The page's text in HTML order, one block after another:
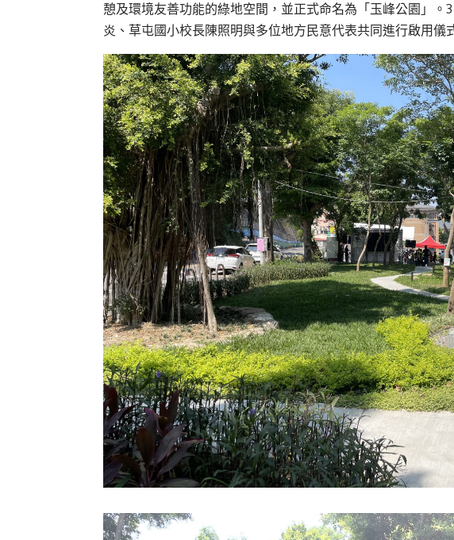
憩及環境友善功能的綠地空間，並正式命名為「玉峰公園」。
炎、草屯國小校長陳照明與多位地方民意代表共同進行啟用儀